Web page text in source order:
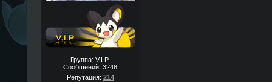
Группа: V.I.P.
Сообщений: 3248
Репутация: 214